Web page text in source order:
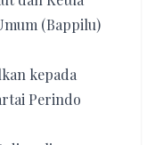
(Bappilu)
kepada
Perindo